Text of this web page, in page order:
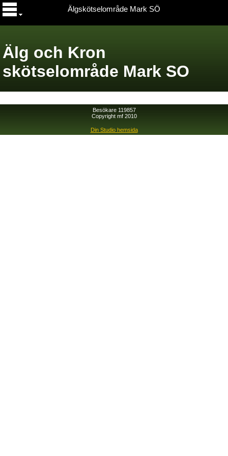
Älg och Kron
skötselområde Mark SO
Älgskötselområde Mark SÖ
Besökare 119857
Copyright mf 2010
Din Studio hemsida